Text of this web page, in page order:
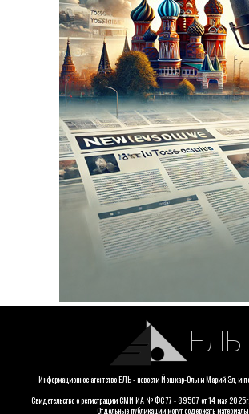
ЕЛЬ
Информационное агентство ЕЛЬ - новости Йошкар-Олы и Марий Эл,
Свидетельство о регистрации СМИ ИА № ФС 77 - 89507 от 14 мая
Отдельные публикации могут содержать